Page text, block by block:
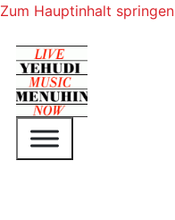
Zum Hauptinhalt springen